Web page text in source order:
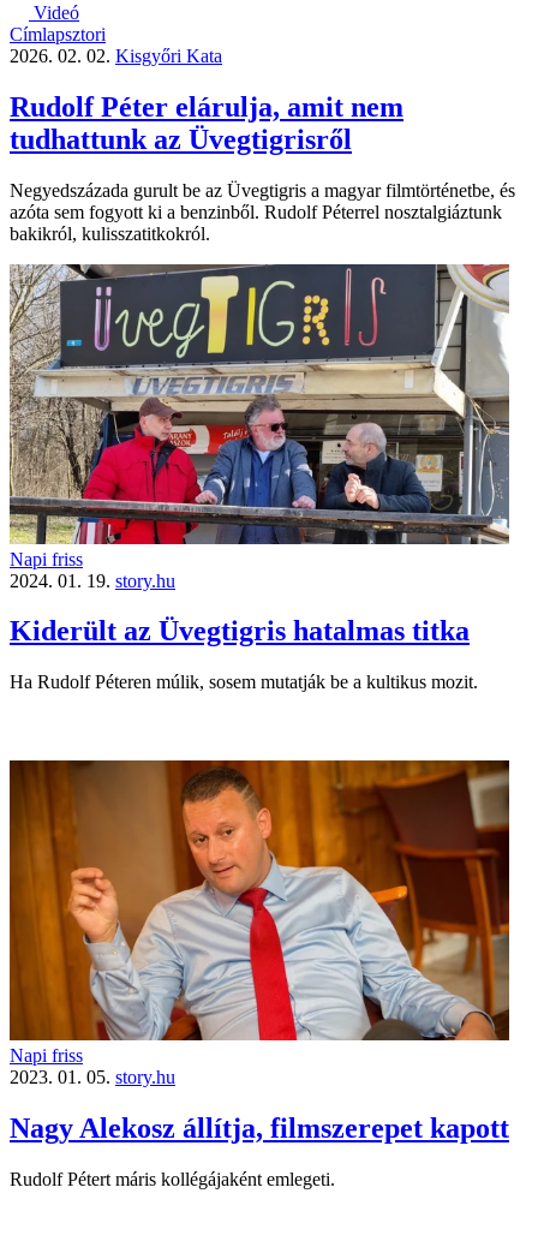
Videó
Címlapsztori
2026. 02. 02. Kisgyőri Kata
Rudolf Péter elárulja, amit nem
tudhattunk az Üvegtigrisről
Negyedszázada gurult be az Üvegtigris a magyar filmtörténetbe, és
azóta sem fogyott ki a benzinből. Rudolf Péterrel nosztalgiáztunk
bakikról, kulisszatitkokról.
Napi friss
2024. 01. 19. story.hu
Kiderült az Üvegtigris hatalmas titka
Ha Rudolf Péteren múlik, sosem mutatják be a kultikus mozit.
Napi friss
2023. 01. 05. story.hu
Nagy Alekosz állítja, filmszerepet kapott
Rudolf Pétert máris kollégájaként emlegeti.